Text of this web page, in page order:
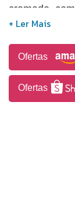
cromado,
do banho,
Ofertas
Ofertas